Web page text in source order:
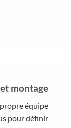
montage
équipe
pour définir